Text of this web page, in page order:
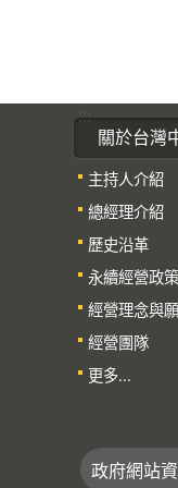
:::
關於台灣
主持人介紹
總經理介紹
歷史沿革
永續經營政策
經營理念與
經營團隊
更多...
政府網站